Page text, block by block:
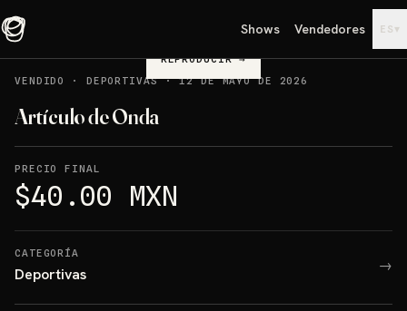
Shows Vendedores ES ▾
REPRODUCIR→
VENDIDO
· DEPORTIVAS·12 DE MAYO DE 2026
Artículo de Onda
PRECIO FINAL
$40.00 MXN
CATEGORÍA
Deportivas →